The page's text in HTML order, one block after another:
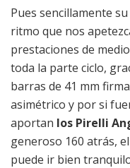
Pues sencillamente
ritmo que nos
prestaciones de
toda la parte ciclo,
barras de 41 mm
asimétrico y por si
aportan los Pirelli
generoso 160 atrás,
puede ir bien